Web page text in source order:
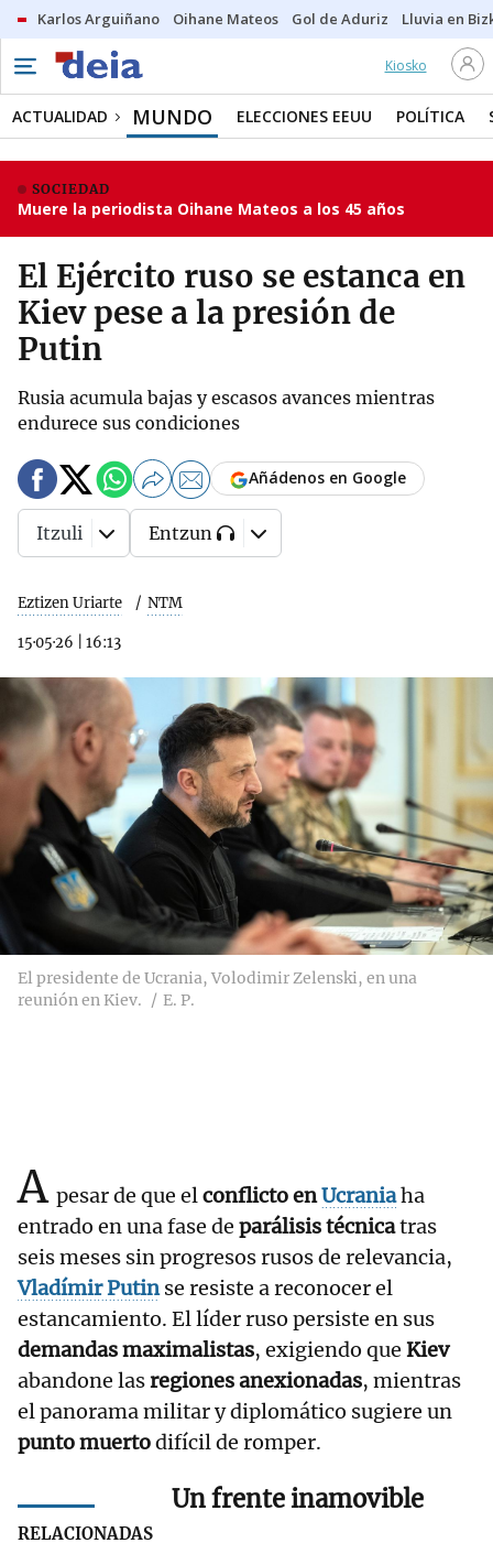
Karlos Arguiñano Oihane Mateos Gol de Aduriz Lluvia en
Kiosko
ACTUALIDAD MUNDO ELECCIONES EEUU POLÍTICA
SOCIEDAD
Muere la periodista Oihane Mateos a los 45 años
El Ejército ruso se estanca en
Kiev pese a la presión de
Putin
Rusia acumula bajas y escasos avances mientras
endurece sus condiciones
Eztizen Uriarte NTM
15·05·26 16:13
Añádenos en Google
Itzuli Entzun
El presidente de Ucrania, Volodimir Zelenski, en una
reunión en Kiev.
E. P.
A pesar de que elconflicto enUcraniaha
entrado en una fase de parálisis técnicatras
seis meses sin progresos rusos de relevancia,
Vladímir Putin se resiste a reconocer el
estancamiento. El líder ruso persiste en sus
demandas maximalistas, exigiendo que Kiev
abandone lasregiones anexionadas, mientras
el panorama militar y diplomático sugiere un
punto muertodifícil de romper.
RELACIONADAS
Un frente inamovible